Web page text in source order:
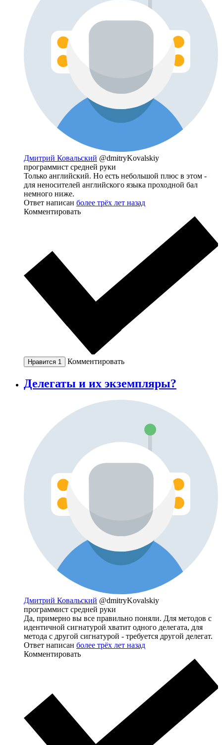
Дмитрий Ковальский @dmitryKovalskiy
программист средней руки
Только английский. Но есть небольшой плюс в этом -
для неносителей английского языка проходной бал
немного ниже.
Ответ написан более трёх лет назад
Комментировать
Нравится 1 Комментировать
Делегаты и их экземпляры?
Дмитрий Ковальский @dmitryKovalskiy
программист средней руки
Да, примерно вы все правильно поняли. Для методов с
идентичной сигнатурой хватит одного делегата, для
метода с другой сигнатурой - требуется другой делегат.
Ответ написан более трёх лет назад
Комментировать